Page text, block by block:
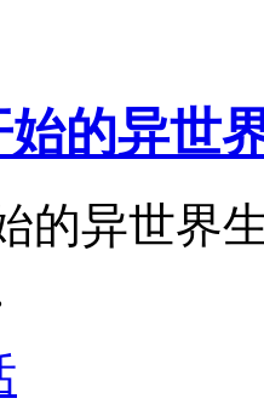
的异世
的异世界